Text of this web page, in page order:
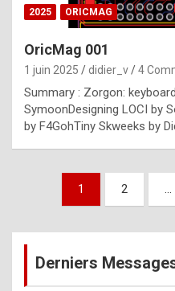
2025 ORICMAG
OricMag 001
1 juin 2025 didier_v 4
Summary : Zorgon:
SymoonDesigning LOCI by
by F4GohTiny Skweeks by
Pagination
publications
1 2 …
Derniers